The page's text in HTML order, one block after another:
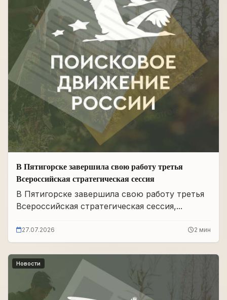
В Пятигорске завершила свою работу третья
Всероссийская стратегическая сессия
В Пятигорске завершила свою работу третья
Всероссийская стратегическая сессия,...
27.07.2026 2 мин
Новости